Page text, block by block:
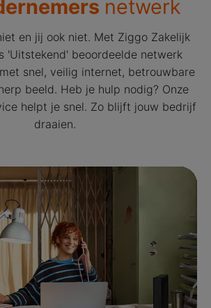
netwerk
en jij ook niet. Met Ziggo Zakelijk
'Uitstekend' beoordeelde netwerk
snel, veilig internet, betrouwbare
beeld. Heb je hulp nodig? Onze
helpt je snel. Zo blijft jouw bedrijf
draaien.